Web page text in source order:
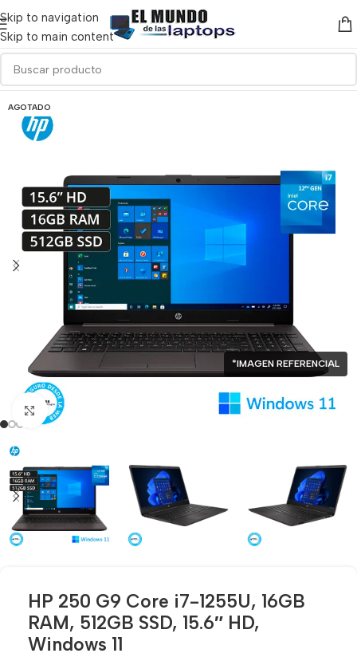
Skip to navigation
Skip to main content
AGOTADO
Click para agrandar
*IMAGEN REFERENCIAL
HP 250 G9 Core i7-1255U, 16GB
RAM, 512GB SSD, 15.6″ HD,
Windows 11